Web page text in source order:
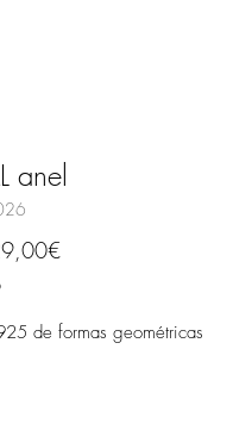
anel
Preço
de formas geométricas